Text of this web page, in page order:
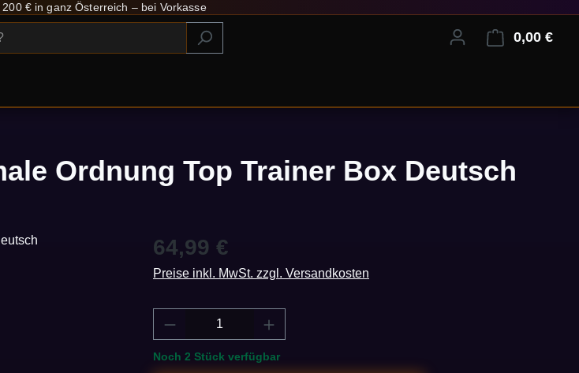
€ in ganz Österreich – bei Vorkasse
0,00 €
Ordnung Top Trainer Box Deutsch
Regulärer Preis:
64,99 €
Preise inkl. MwSt. zzgl. Versandkosten
Produkt Anzahl: Gib den gewünschten Wert ein
Noch 2 Stück verfügbar